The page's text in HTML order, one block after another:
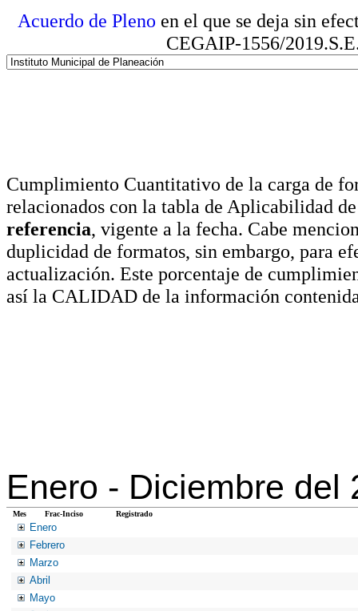
Acuerdo de Pleno en el que se deja sin
CEGAIP-1556/
Cumplimiento Cuantitativo de la carga de
relacionados con la tabla de Aplicabilidad
referencia, vigente a la fecha. Cabe
duplicidad de formatos, sin embargo, para
actualización. Este porcentaje de
así la CALIDAD de la información
Enero - Diciembre del
Mes Frac-Inciso Registrado
Enero
Febrero
Marzo
Abril
Mayo